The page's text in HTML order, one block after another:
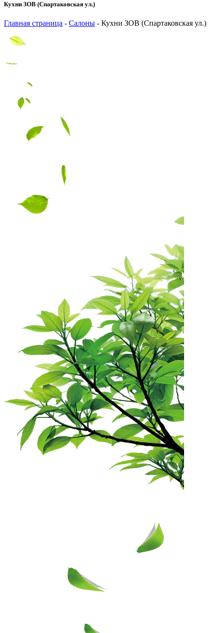
Кухни ЗОВ (Спартаковская ул.)
Главная страница - Салоны - Кухни ЗОВ (Спартаковская ул.)